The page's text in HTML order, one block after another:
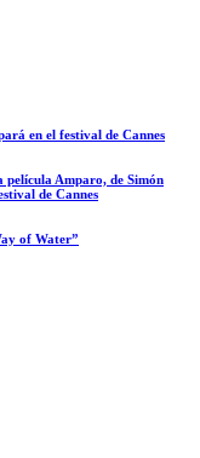
en el festival de Cannes
película Amparo, de Simón
de Cannes
of Water”